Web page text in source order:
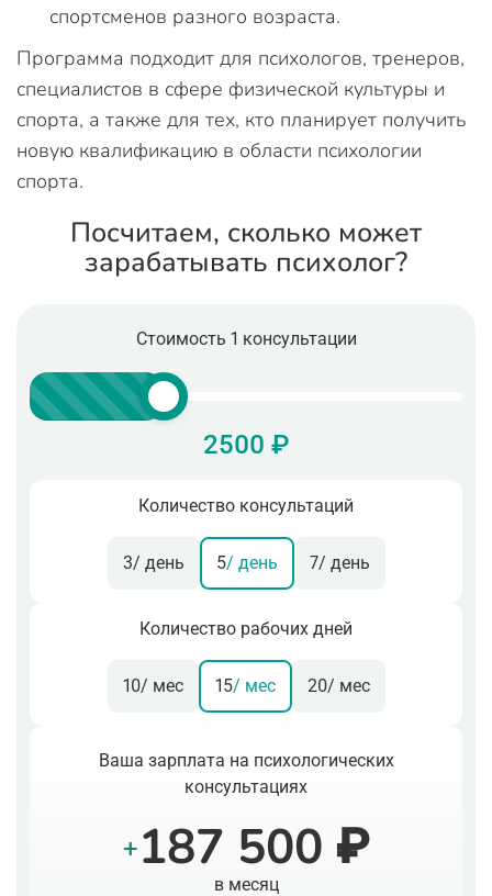
спортсменов разного возраста.
Программа подходит для психологов, тренеров,
специалистов в сфере физической культуры и
спорта, а также для тех, кто планирует получить
новую квалификацию в области психологии
спорта.
Посчитаем, сколько может
зарабатывать психолог?
Стоимость 1 консультации
2500 ₽
Количество консультаций
3/ день 5/ день 7/ день
Количество рабочих дней
10/ мес 15/ мес 20/ мес
Ваша зарплата на психологических
консультациях
+187 500 ₽
в месяц